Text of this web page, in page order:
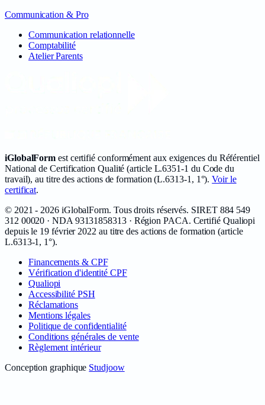
Communication & Pro
Communication relationnelle
Comptabilité
Atelier Parents
iGlobalForm est certifié conformément aux exigences du Référentiel
National de Certification Qualité (article L.6351-1 du Code du
travail), au titre des actions de formation (L.6313-1, 1°). Voir le
certificat.
© 2021 - 2026 iGlobalForm. Tous droits réservés. SIRET 884 549
312 00020 · NDA 93131858313· Région PACA. Certifié Qualiopi
depuis le 19 février 2022 au titre des actions de formation (article
L.6313-1, 1°).
Financements & CPF
Vérification d'identité CPF
Qualiopi
Accessibilité PSH
Réclamations
Mentions légales
Politique de confidentialité
Conditions générales de vente
Règlement intérieur
Conception graphique Studjoow